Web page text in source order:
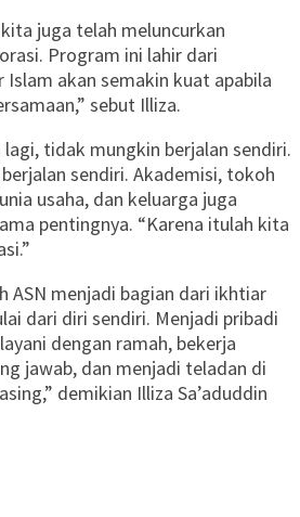
juga telah meluncurkan
Program ini lahir dari
Islam akan semakin kuat apabila
sebut Illiza.
tidak mungkin berjalan sendiri.
sendiri. Akademisi, tokoh
usaha, dan keluarga juga
pentingnya. “Karena itulah kita
ASN menjadi bagian dari ikhtiar
dari diri sendiri. Menjadi pribadi
dengan ramah, bekerja
jawab, dan menjadi teladan di
demikian Illiza Sa’aduddin